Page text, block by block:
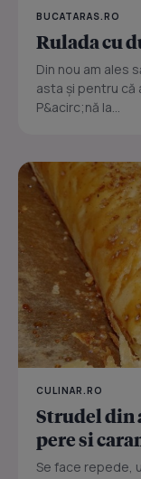
BUCATARAS.RO
Rulada cu
Din nou am ales
asta şi pentru că
P&acirc;nă la...
CULINAR.RO
Strudel din
pere si
Se face repede,